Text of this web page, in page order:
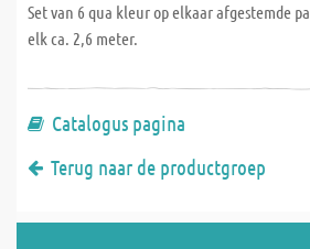
Set van 6 qua kleur op elkaar afgestemde
elk ca. 2,6 meter.
Catalogus pagina
Terug naar de productgroep